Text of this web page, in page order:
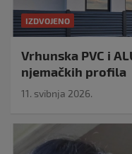
IZDVOJENO
Vrhunska PVC i
njemačkih profila
11. svibnja 2026.